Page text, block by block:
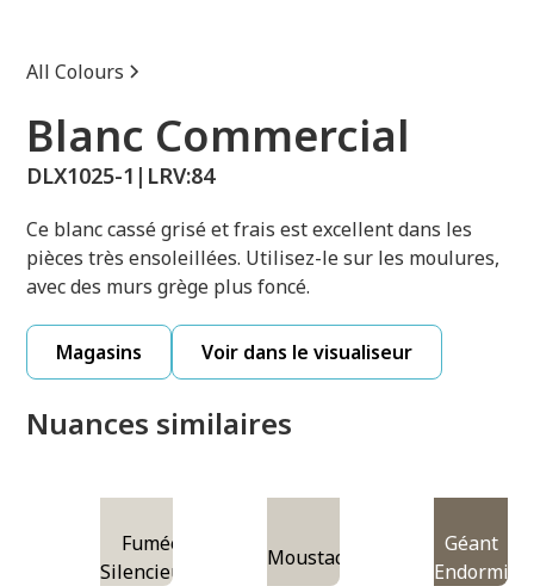
All Colours
Blanc Commercial
DLX1025-1 | LRV:84
Ce blanc cassé grisé et frais est excellent dans les
pièces très ensoleillées. Utilisez-le sur les moulures,
avec des murs grège plus foncé.
Magasins Voir dans le visualiseur
Nuances similaires
Fumée
Silencieuse
Moustaches
Géant
Endormi